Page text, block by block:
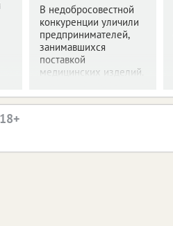
В недобросовестной
конкуренции уличили
предпринимателей,
занимавшихся
поставкой
медицинских изделий.